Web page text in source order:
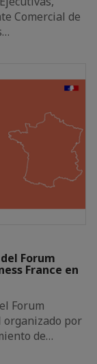
Comercial de
Forum
France en
Forum
organizado por
de…